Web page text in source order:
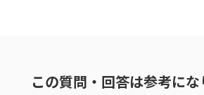
この質問・回答は参考にな